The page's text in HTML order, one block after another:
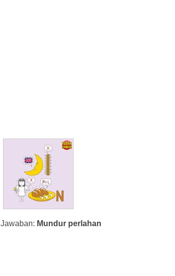
Jawaban: Mundur perlahan